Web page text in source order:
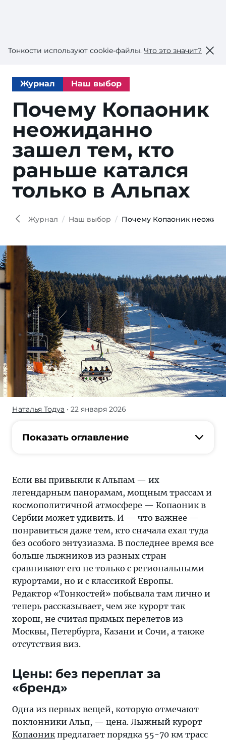
Тонкости используют сookie-файлы. Что это значит?
Журнал Наш выбор
Почему Копаоник
неожиданно
зашел тем, кто
раньше катался
только в Альпах
Журнал Наш выбор Почему Копаоник
Если
привыкли
легендарным
панорамам,
мощным
трассам
и
космополитичной
Копаоник
Сербии
может
удивить.
понравиться
Наталья Тодуа • 22 января 2026
Показать оглавление
Если вы привыкли к Альпам — их
легендарным панорамам, мощным трассам и
космополитичной атмосфере — Копаоник в
Сербии может удивить. И — что важнее —
понравиться даже тем, кто сначала ехал туда
без особого энтузиазма. В последнее время все
больше лыжников из разных стран
сравнивают его не только с региональными
курортами, но и с классикой Европы.
Редактор «Тонкостей» побывала там лично и
теперь рассказывает, чем же курорт так
хорош, не считая прямых перелетов из
Москвы, Петербурга, Казани и Сочи, а также
отсутствия виз.
Цены: без переплат за
«бренд»
Одна из первых вещей, которую отмечают
поклонники Альп, — цена. Лыжный курорт
Копаоникпредлагает порядка 55-70 км трасс